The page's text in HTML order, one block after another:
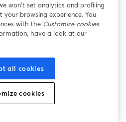
Gontrand, DG
Thomas Molfessis, Directeur
Merlet, Responsable Stewarding et
won’t set analytics and profiling
your browsing experience. You
with the Customize cookies
have a look at our
all cookies
cookies